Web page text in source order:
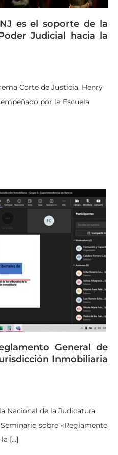
es el soporte de la
Judicial hacia la
Corte de Justicia, Henry
por la Escuela
General de
Inmobiliaria
Nacional de la Judicatura
sobre «Reglamento
[…]